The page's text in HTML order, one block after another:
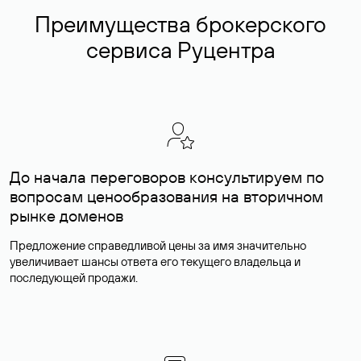
Преимущества брокерского
сервиса Руцентра
До начала переговоров консультируем по
вопросам ценообразования на вторичном
рынке доменов
Предложение справедливой цены за имя значительно
увеличивает шансы ответа его текущего владельца и
последующей продажи.